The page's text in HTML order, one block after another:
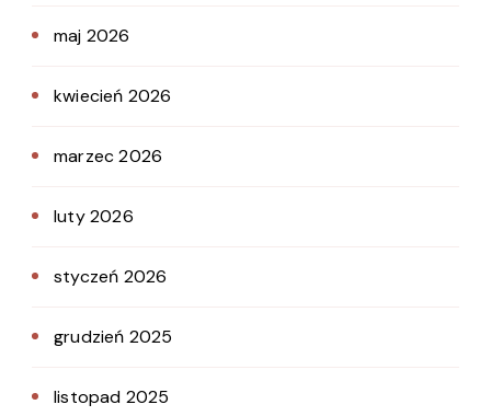
maj 2026
kwiecień 2026
marzec 2026
luty 2026
styczeń 2026
grudzień 2025
listopad 2025